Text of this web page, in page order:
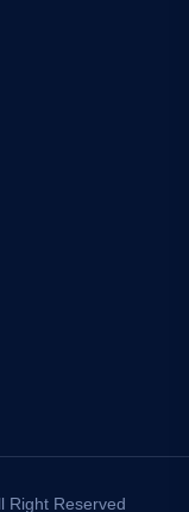
Right Reserved